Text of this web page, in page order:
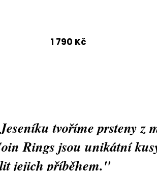
1 790 Kč
tvoříme prsteny z
Rings jsou unikátní
jejich příběhem."